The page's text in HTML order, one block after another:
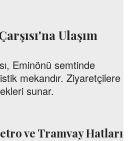
Ulaşım
Eminönü semtinde
mekandır. Ziyaretçilere
sunar.
ve Tramvay Hatları